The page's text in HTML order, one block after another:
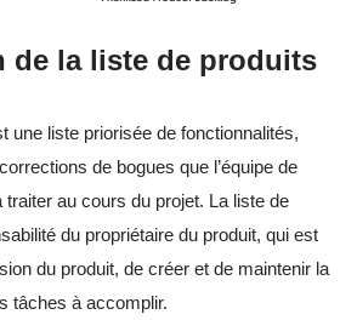
de la liste de produits
une liste priorisée de fonctionnalités,
de bogues que l’équipe de
au cours du projet. La liste de
du propriétaire du produit, qui est
du produit, de créer et de maintenir la
tâches à accomplir.